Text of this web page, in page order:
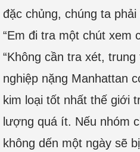
đặc chủng, chúng ta
“Em đi tra một chút xem
“Không cần tra xét,
nghiệp nặng Manhattan
kim loại tốt nhất thế giới
lượng quá ít. Nếu nhóm
không dến một ngày sẽ